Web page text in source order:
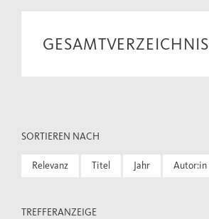
GESAMTVERZEICHNIS
SORTIEREN NACH
Relevanz Titel Jahr Autor:in
TREFFERANZEIGE